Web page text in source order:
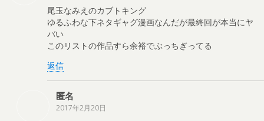
尾玉なみえのカブトキング
ゆるふわな下ネタギャグ漫画なんだが最終回が本当にヤ
バい
このリストの作品すら余裕でぶっちぎってる
返信
匿名
2017年2月20日